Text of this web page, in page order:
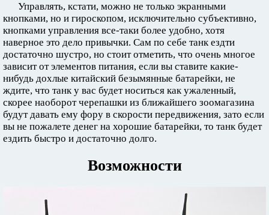
Управлять, кстати, можно не только экранными
кнопками, но и гироскопом, исключительно субъективно,
кнопками управления все-таки более удобно, хотя
наверное это дело привычки. Сам по себе танк ездти
достаточно шустро, но стоит отметить, что очень многое
зависит от элементов питания, если вы ставите какие-
нибудь дохлые китайский безымянные батарейки, не
ждите, что танк у вас будет носиться как ужаленный,
скорее наоборот черепашки из ближайшего зоомагазина
будут давать ему фору в скорости передвижения, зато если
вы не пожалете денег на хорошие батарейки, то танк будет
ездить быстро и достаточно долго.
Возможности